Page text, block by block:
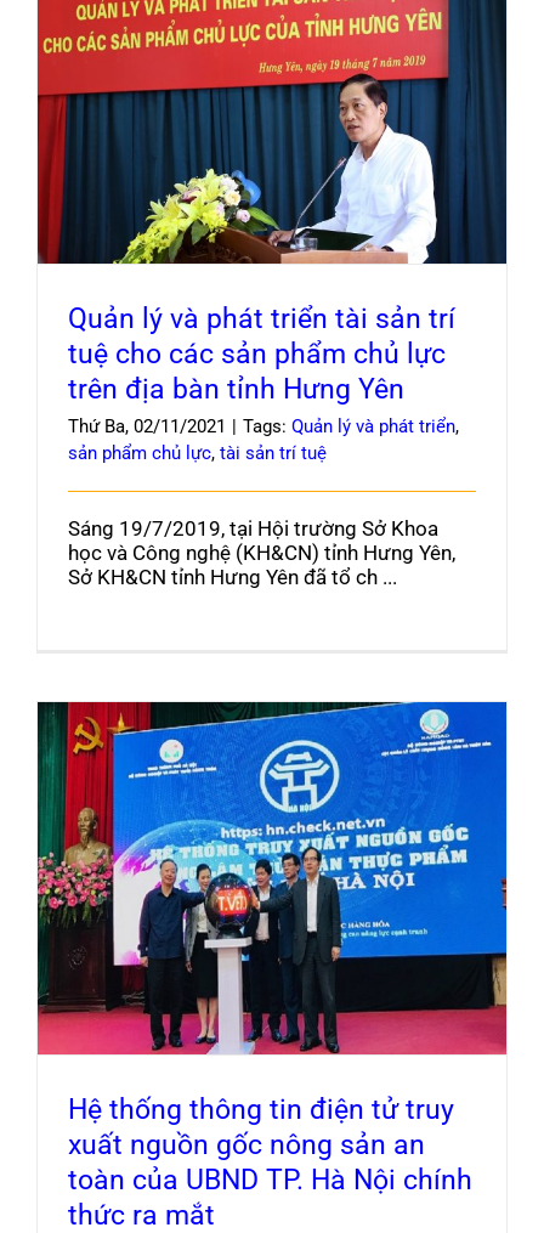
Quản lý và phát triển tài sản trí tuệ cho các
sản phẩm chủ lực trên địa bàn tỉnh Hưng Yên
Quản lý và phát triển tài sản trí
tuệ cho các sản phẩm chủ lực
trên địa bàn tỉnh Hưng Yên
Thứ Ba, 02/11/2021 | Tags: Quản lý và phát triển,
sản phẩm chủ lực, tài sản trí tuệ
Sáng 19/7/2019, tại Hội trường Sở Khoa
học và Công nghệ (KH&CN) tỉnh Hưng Yên,
Sở KH&CN tỉnh Hưng Yên đã tổ ch ...
Hệ thống thông tin điện tử truy xuất nguồn
gốc nông sản an toàn của UBND TP. Hà Nội
chính thức ra mắt
Hệ thống thông tin điện tử truy
xuất nguồn gốc nông sản an
toàn của UBND TP. Hà Nội chính
thức ra mắt